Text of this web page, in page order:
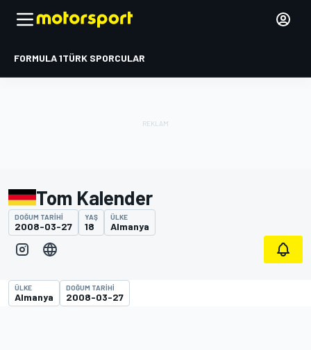
FORMULA 1TÜRK SPORCULAR
Tom Kalender
DOĞUM TARIHI
2008-03-27
YAŞ
18
ÜLKE
Almanya
ÜLKE
Almanya
DOĞUM TARIHI
2008-03-27